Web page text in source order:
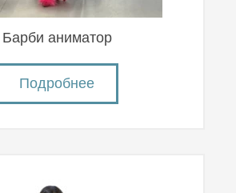
Барби аниматор
Подробнее